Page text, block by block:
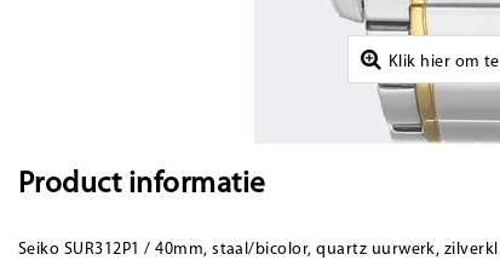
Klik hier om
Product informatie
Seiko SUR312P1 / 40mm, staal/bicolor, quartz uurwerk,